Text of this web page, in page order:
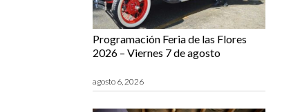
Programación Feria de las Flores
2026 – Viernes 7 de agosto
agosto 6, 2026